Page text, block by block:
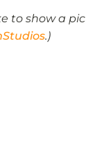
to show a
.)